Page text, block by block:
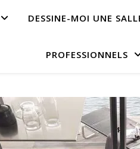
DESSINE-MOI UNE
PROFESSIONNELS